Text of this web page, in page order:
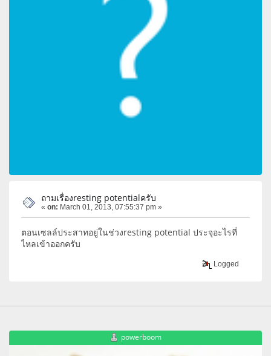
ถามเรื่องresting potentialครับ
« on: March 01, 2013, 07:55:37 pm »
ตอนเซลล์ประสาทอยู่ในช่วงresting potential ประจุอะไรที่
ไหลเข้าออกครับ
Logged
powerboom